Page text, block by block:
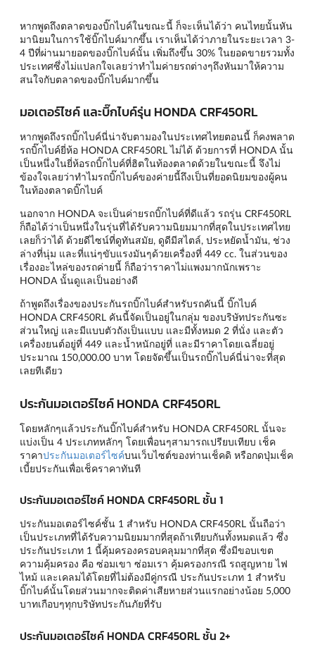
หากพูดถึงตลาดของบิ๊กไบค์ในขณะนี้ ก็จะเห็นได้ว่า คนไทยนั้นหัน
มานิยมในการใช้บิ๊กไบค์มากขึ้น เราเห็นได้ว่าภายในระยะเวลา 3-
4 ปีที่ผ่านมายอดของบิ๊กไบค์นั้น เพิ่มถึงขึ้น 30% ในยอดขายรวมทั้ง
ประเทศซึ่งไม่แปลกใจเลยว่าทำไมค่ายรถต่างๆถึงหันมาให้ความ
สนใจกับตลาดของบิ๊กไบค์มากขึ้น
มอเตอร์ไซค์ และบิ๊กไบค์รุ่น HONDA CRF450RL
หากพูดถึงรถบิ๊กไบค์นี่น่าจับตามองในประเทศไทยตอนนี้ ก็คงพลาด
รถบิ๊กไบค์ยี่ห้อ HONDA CRF450RL ไม่ได้ ด้วยการที่ HONDA นั้น
เป็นหนึ่งในยี่ห้อรถบิ๊กไบค์ที่ฮิตในท้องตลาดด้วยในขณะนี้ จึงไม่
ข้องใจเลยว่าทำไมรถบิ๊กไบค์ของค่ายนี้ถึงเป็นที่ยอดนิยมของผู้คน
ในท้องตลาดบิ๊กไบค์
นอกจาก HONDA จะเป็นค่ายรถบิ๊กไบค์ที่ดีแล้ว รถรุ่น CRF450RL
ก็ถือได้ว่าเป็นหนึ่งในรุ่นที่ได้รับความนิยมมากที่สุดในประเทศไทย
เลยก็ว่าได้ ด้วยดีไซน์ที่ดูทันสมัย, ดูดีมีสไตล์, ประหยัดน้ำมัน, ช่วง
ล่างที่นุ่ม และที่แน่ๆขับแรงมันๆด้วยเครื่องที่ 449 cc. ในส่วนของ
เรื่องอะไหล่ของรถค่ายนี้ ก็ถือว่าราคาไม่แพงมากนักเพราะ
HONDA นั้นดูแลเป็นอย่างดี
ถ้าพูดถึงเรื่องของประกันรถบิ๊กไบค์สำหรับรถคันนี้ บิ๊กไบค์
HONDA CRF450RL คันนี้จัดเป็นอยู่ในกลุ่ม ของบริษัทประกันซะ
ส่วนใหญ่ และมีแบบตัวถังเป็นแบบ และมีทั้งหมด 2 ที่นั่ง และตัว
เครื่องยนต์อยู่ที่ 449 และน้ำหนักอยู่ที่ และมีราคาโดยเฉลี่ยอยู่
ประมาณ 150,000.00 บาท โดยจัดขึ้นเป็นรถบิ๊กไบค์นี่น่าจะที่สุด
เลยทีเดียว
ประกันมอเตอร์ไซค์ HONDA CRF450RL
โดยหลักๆแล้วประกันบิ๊กไบค์สำหรับ HONDA CRF450RL นั้นจะ
แบ่งเป็น 4 ประเภทหลักๆ โดยเพื่อนๆสามารถเปรียบเทียบ เช็ค
ราคาประกันมอเตอร์ไซค์บนเว็บไซต์ของท่านเช็คดิ หรือกดปุ่มเช็ค
เบี้ยประกันเพื่อเช็คราคาทันที
ประกันมอเตอร์ไซค์ HONDA CRF450RL ชั้น 1
ประกันมอเตอร์ไซค์ชั้น 1 สำหรับ HONDA CRF450RL นั้นถือว่า
เป็นประเภทที่ได้รับความนิยมมากที่สุดถ้าเทียบกันทั้งหมดแล้ว ซึ่ง
ประกันประเภท 1 นี้คุ้มครองครอบคลุมมากที่สุด ซึ่งมีขอบเขต
ความคุ้มครอง คือ ซ่อมเขา ซ่อมเรา คุ้มครองกรณี รถสูญหาย ไฟ
ไหม้ และเคลมได้โดยที่ไม่ต้องมีคู่กรณี ประกันประเภท 1 สำหรับ
บิ๊กไบค์นั้นโดยส่วนมากจะติดค่าเสียหายส่วนแรกอย่างน้อย 5,000
บาทเกือบๆทุกบริษัทประกันภัยที่รับ
ประกันมอเตอร์ไซค์ HONDA CRF450RL ชั้น 2+